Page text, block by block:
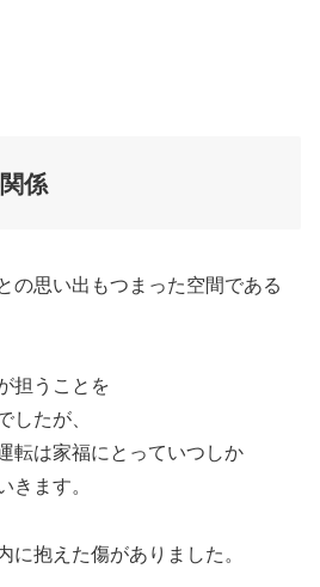
係
の思い出もつまった空間である
担うことを
したが、
転は家福にとっていつしか
きます。
に抱えた傷がありました。